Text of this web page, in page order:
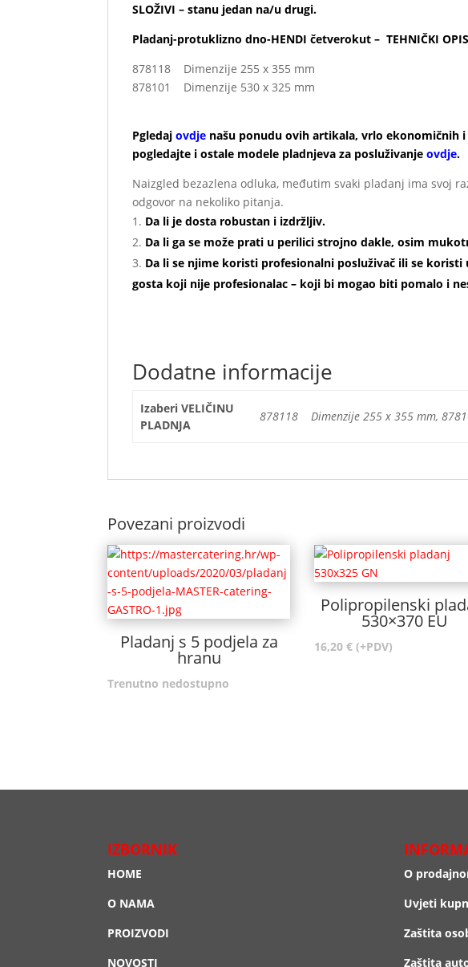
SLOŽIVI – stanu jedan na/u drugi.
Pladanj-protuklizno dno-HENDI četverokut – TEHNIČKI
878118 Dimenzije 255 x 355 mm
878101 Dimenzije 530 x 325 mm
Pgledajovdje našu ponudu ovih artikala, vrlo ekonomičnih
pogledajte i ostale modele pladnjeva za posluživanjeovdje.
Naizgled bezazlena odluka, međutim svaki pladanj ima svoj
odgovor na nekoliko pitanja.
Da li je dosta robustan i izdržljiv.
Da li ga se može prati u perilici strojno dakle, osim
Da li se njime koristi profesionalni posluživač ili se koristi
gosta koji nije profesionalac – koji bi mogao biti pomalo i
Dodatne informacije
Izaberi VELIČINU
PLADNJA
878118 Dimenzije 255 x 355 mm,
Povezani proizvodi
Pladanj s 5 podjela za
hranu
Trenutno nedostupno
Polipropilenski
530×370 EU
16,20 € (+PDV)
IZBORNIK
HOME
O NAMA
PROIZVODI
NOVOSTI
O
Uvjeti
Zaštita
Zaštita